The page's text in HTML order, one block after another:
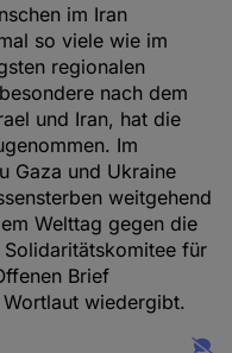
im Iran
so viele wie im
regionalen
nach dem
und Iran, hat die
Im
Gaza und Ukraine
weitgehend
Welttag gegen die
für
Brief
wiedergibt.